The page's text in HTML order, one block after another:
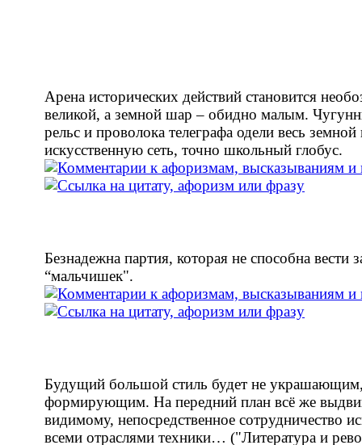
Арена исторических действий становится
великой, а земной шар – обидно малым.
рельс и проволока телеграфа одели весь
искусственную сеть, точно школьный глобус.
Безнадежна партия, которая не способна вести
“мальчишек".
Будущий большой стиль будет не
формирующим. На передний план всё же
видимому, непосредственное сотрудничество
всеми отраслями техники… ("Литература и